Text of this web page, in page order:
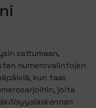
sattumaan,
numerovalintojen
kun taas
joita